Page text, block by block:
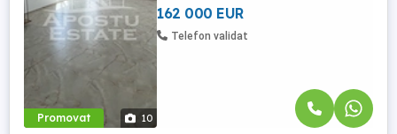
Promovat 10
superioară izolată cu polistiren ...
162 000 EUR
Telefon validat